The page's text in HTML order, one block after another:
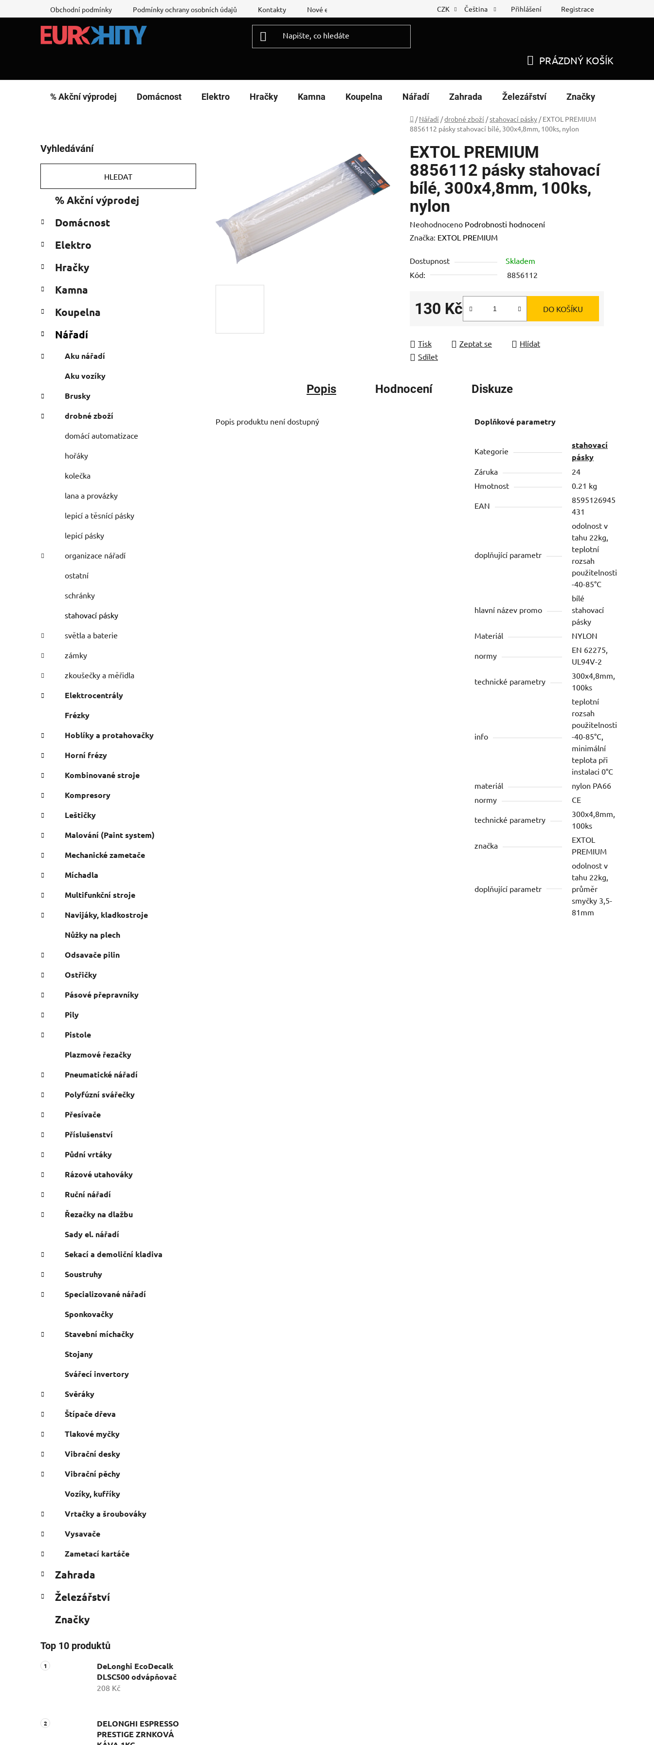
na
Obchodní podmínky Podmínky ochrany osobních údajů Kontakty Nové energetické štítky Reklamační list Nákup na splátky
CZK Čeština Přihlášení Registrace
KOŠÍK
PRÁZDNÝ KOŠÍK
% Akční výprodej Domácnost Elektro Hračky Kamna Koupelna Nářadí Zahrada Železářství Značky
Domů
/ Nářadí /drobné zboží /stahovací pásky / EXTOL PREMIUM
8856112 pásky stahovací bílé, 300x4,8mm, 100ks, nylon
o
s
r
n
í
a
e
Vyhledávání
HLEDAT
kategorie
e
o
i
% Akční výprodej
Domácnost
Elektro
Hračky
Kamna
Koupelna
Nářadí
Aku nářadí
Aku vozíky
Brusky
drobné zboží
domácí automatizace
hořáky
kolečka
lana a provázky
lepicí a těsnící pásky
lepicí pásky
organizace nářadí
ostatní
schránky
stahovací pásky
světla a baterie
zámky
zkoušečky a měřidla
Elektrocentrály
Frézky
Hoblíky a protahovačky
Horní frézy
Kombinované stroje
Kompresory
Leštičky
Malování (Paint system)
Mechanické zametače
Míchadla
Multifunkční stroje
Navijáky, kladkostroje
Nůžky na plech
Odsavače pilin
Ostřičky
Pásové přepravníky
Pily
Pistole
Plazmové řezačky
Pneumatické nářadí
Polyfúzní svářečky
Přesívače
Příslušenství
Půdní vrtáky
Rázové utahováky
Ruční nářadí
Řezačky na dlažbu
Sady el. nářadí
Sekací a demoliční kladiva
Soustruhy
Specializované nářadí
Sponkovačky
Stavební míchačky
Stojany
Svářecí invertory
Svěráky
Štípače dřeva
Tlakové myčky
Vibrační desky
Vibrační pěchy
Vozíky, kufříky
Vrtačky a šroubováky
Vysavače
Zametací kartáče
Zahrada
Železářství
Značky
Top 10 produktů
DeLonghi EcoDecalk
DLSC500 odvápňovač
208 Kč
DELONGHI ESPRESSO
PRESTIGE ZRNKOVÁ
EXTOL PREMIUM
8856112 pásky stahovací
bílé, 300x4,8mm, 100ks,
nylon
Průměrné
hodnocení
je
0,0
hvězdiček.
Neohodnoceno Podrobnosti hodnocení
Značka: EXTOL PREMIUM
Dostupnost
Skladem
Kód:
8856112
130 Kč DO KOŠÍKU
Tisk Zeptat se
Hlídat
Sdílet
Popis Hodnocení Diskuze
Popis produktu není dostupný Doplňkové parametry
Kategorie
stahovací
pásky
Záruka
24
Hmotnost
0.21 kg
EAN
8595126945
431
doplňující parametr
odolnost v
tahu 22kg,
teplotní
rozsah
použitelnosti
-40-85°C
hlavní název promo
bílé
stahovací
pásky
Materiál
NYLON
normy
EN 62275,
UL94V-2
technické parametry
300x4,8mm,
100ks
info
teplotní
rozsah
použitelnosti
-40-85°C,
minimální
teplota při
instalaci 0°C
materiál
nylon PA66
normy
CE
technické parametry
300x4,8mm,
100ks
značka
EXTOL
PREMIUM
doplňující parametr
odolnost v
tahu 22kg,
průměr
smyčky 3,5-
81mm